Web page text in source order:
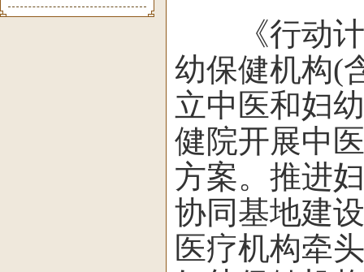
《行动计
幼保健机构(
立中医和妇
健院开展中
方案。推进
协同基地建
医疗机构牵